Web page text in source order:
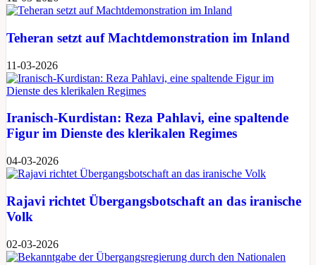
Teheran setzt auf Machtdemonstration im Inland
11-03-2026
Iranisch-Kurdistan: ​Reza Pahlavi, eine spaltende
Figur im Dienste des klerikalen Regimes
04-03-2026
Rajavi richtet Übergangsbotschaft an das iranische
Volk
02-03-2026